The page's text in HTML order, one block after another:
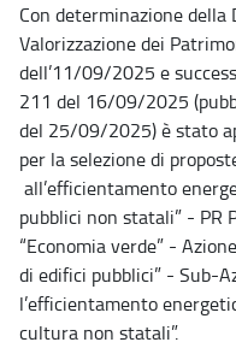
Con determinazione della
Valorizzazione dei
dell’11/09/2025 e
211 del 16/09/2025
del 25/09/2025) è stato
per la selezione di
all’efficientamento
pubblici non statali” -
“Economia verde” -
di edifici pubblici” - Sub-
l’efficientamento
cultura non statali”.